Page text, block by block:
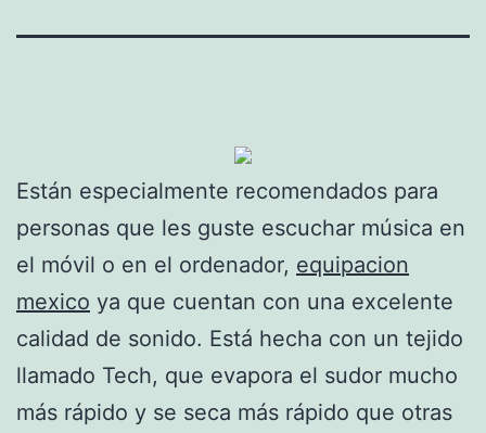
Están especialmente recomendados para
personas que les guste escuchar música en
el móvil o en el ordenador, equipacion
mexico ya que cuentan con una excelente
calidad de sonido. Está hecha con un tejido
llamado Tech, que evapora el sudor mucho
más rápido y se seca más rápido que otras